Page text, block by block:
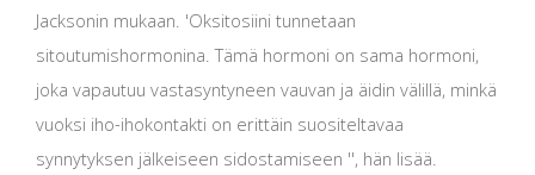
Jacksonin mukaan. 'Oksitosiini tunnetaan
sitoutumishormonina. Tämä hormoni on sama hormoni,
joka vapautuu vastasyntyneen vauvan ja äidin välillä, minkä
vuoksi iho-ihokontakti on erittäin suositeltavaa
synnytyksen jälkeiseen sidostamiseen '', hän lisää.